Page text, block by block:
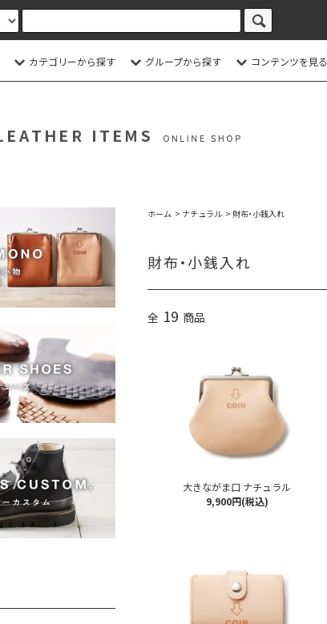
カテゴリーから探す グループから探す コンテンツを見る
ホーム > ナチュラル > 財布・小銭入れ
財布・小銭入れ
全 19 商品
大きながま口 ナチュラル
9,900円(税込)